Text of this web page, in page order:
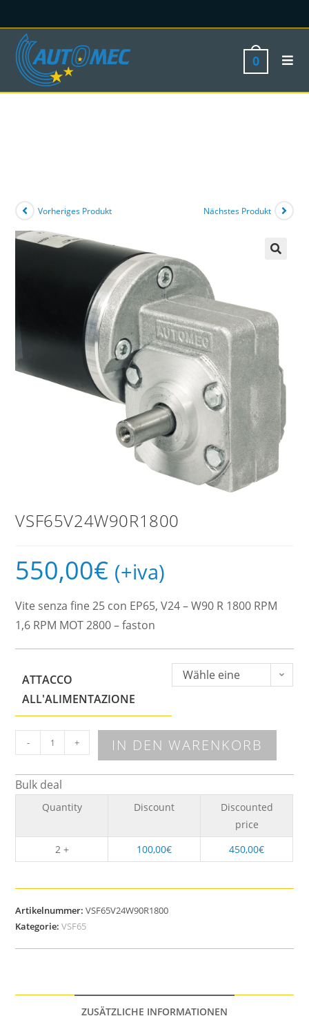
0
Vorheriges Produkt Nächstes Produkt
VSF65V24W90R1800
550,00€ (+iva)
Vite senza fine 25 con EP65, V24 – W90 R 1800 RPM
1,6 RPM MOT 2800 – faston
ATTACCO
ALL'ALIMENTAZIONE
Wähle eine
- + IN DEN WARENKORB
Bulk deal
Quantity Discount
Discounted
price
2 +
100,00€ 450,00€
Artikelnummer:VSF65V24W90R1800
Kategorie:VSF65
ZUSÄTZLICHE INFORMATIONEN